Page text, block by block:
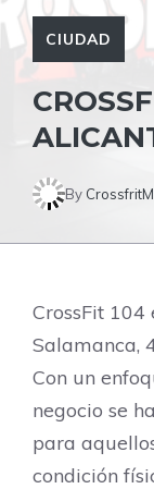
CIUDAD
By
CrossFit 104
Salamanca,
Con un
negocio se
para
condición